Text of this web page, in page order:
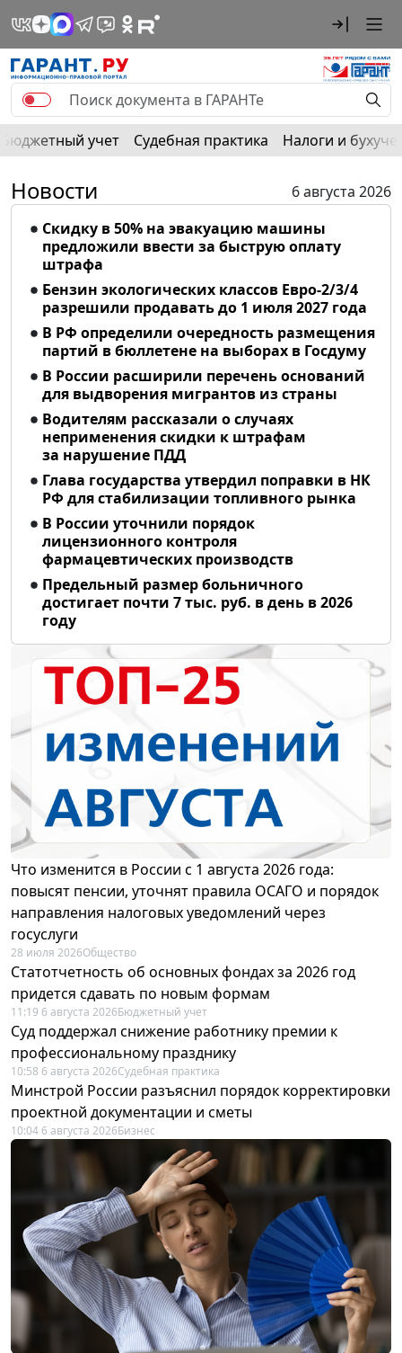
Бюджетный учет Судебная практика Налоги и
Новости
6 августа 2026
Скидку в 50% на эвакуацию машины
предложили ввести за быструю оплату
штрафа
Бензин экологических классов Евро-2/3/4
разрешили продавать до 1 июля 2027 года
В РФ определили очередность размещения
партий в бюллетене на выборах в Госдуму
В России расширили перечень оснований
для выдворения мигрантов из страны
Водителям рассказали о случаях
неприменения скидки к штрафам
за нарушение ПДД
Глава государства утвердил поправки в НК
РФ для стабилизации топливного рынка
В России уточнили порядок
лицензионного контроля
фармацевтических производств
Предельный размер больничного
достигает почти 7 тыс. руб. в день в 2026
году
Что изменится в России с 1 августа 2026 года:
повысят пенсии, уточнят правила ОСАГО и порядок
направления налоговых уведомлений через
госуслуги
28 июля 2026Общество
Статотчетность об основных фондах за 2026 год
придется сдавать по новым формам
11:19 6 августа 2026Бюджетный учет
Суд поддержал снижение работнику премии к
профессиональному празднику
10:58 6 августа 2026Судебная практика
Минстрой России разъяснил порядок корректировки
проектной документации и сметы
10:04 6 августа 2026Бизнес